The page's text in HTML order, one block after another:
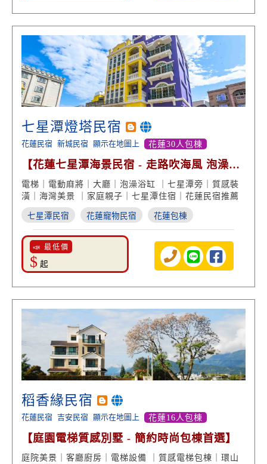
七星潭燈塔民宿
花蓮民宿 新城民宿 顯示在地圖上 花蓮30人包棟
【花蓮七星潭海景民宿 - 走路吹海風 泡澡露
台賞海景】
電梯｜電動麻將｜大廳｜泡澡浴缸 ｜七星潭旁｜質感裝
潢｜海灣美景 ｜家庭親子｜七星潭住宿｜花蓮民宿推薦
七星潭民宿 花蓮寵物民宿 花蓮包棟
📣 最低價
$ 起
稻香緣民宿
花蓮民宿 吉安民宿 顯示在地圖上 花蓮16人包棟
【庭園電梯質感別墅 - 簡約時尚包棟首選】
庭院美景｜客廳廚房｜電梯設備 ｜質感電梯包棟｜環山